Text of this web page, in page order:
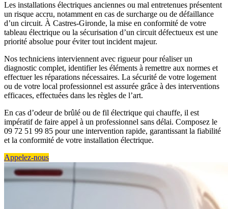
Les installations électriques anciennes ou mal entretenues présentent
un risque accru, notamment en cas de surcharge ou de défaillance
d’un circuit. À Castres-Gironde, la mise en conformité de votre
tableau électrique ou la sécurisation d’un circuit défectueux est une
priorité absolue pour éviter tout incident majeur.
Nos techniciens interviennent avec rigueur pour réaliser un
diagnostic complet, identifier les éléments à remettre aux normes et
effectuer les réparations nécessaires. La sécurité de votre logement
ou de votre local professionnel est assurée grâce à des interventions
efficaces, effectuées dans les règles de l’art.
En cas d’odeur de brûlé ou de fil électrique qui chauffe, il est
impératif de faire appel à un professionnel sans délai. Composez le
09 72 51 99 85 pour une intervention rapide, garantissant la fiabilité
et la conformité de votre installation électrique.
Appelez-nous